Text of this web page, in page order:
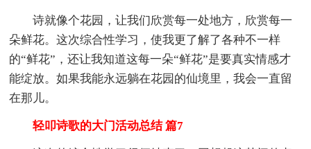
诗就像个花园，让我们欣赏每一处地方，欣赏每一
朵鲜花。这次综合性学习，使我更了解了各种不一样
的“鲜花”，还让我知道这每一朵“鲜花”是要真实情感才
能绽放。如果我能永远躺在花园的仙境里，我会一直留
在那儿。
轻叩诗歌的大门活动总结 篇7